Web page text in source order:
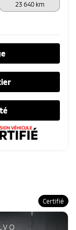
23 640 km
Certifié